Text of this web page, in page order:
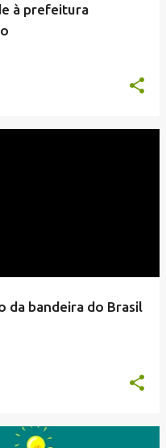
à prefeitura
da bandeira do Brasil